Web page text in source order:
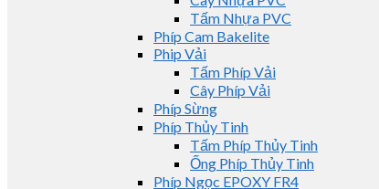
Tấm Nhựa PVC
Phíp Cam Bakelite
Phip Vải
Tấm Phíp Vải
Cây Phíp Vải
Phíp Sừng
Phíp Thủy Tinh
Tấm Phíp Thủy Tinh
Ống Phíp Thủy Tinh
Phíp Ngọc EPOXY FR4